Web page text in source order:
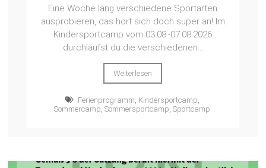
Eine Woche lang verschiedene Sportarten
ausprobieren, das hört sich doch super an! Im
Kindersportcamp vom 03.08.-07.08.2026
durchläufst du die verschiedenen...
Weiterlesen
Ferienprogramm Kindersportcamp
Sommercamp Sommersportcamp Sportcamp